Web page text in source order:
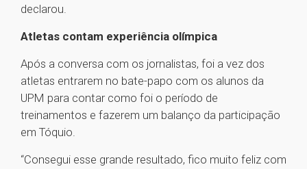
declarou.
Atletas contam experiência olímpica
Após a conversa com os jornalistas, foi a vez dos
atletas entrarem no bate-papo com os alunos da
UPM para contar como foi o período de
treinamentos e fazerem um balanço da participação
em Tóquio.
“Consegui esse grande resultado, fico muito feliz com